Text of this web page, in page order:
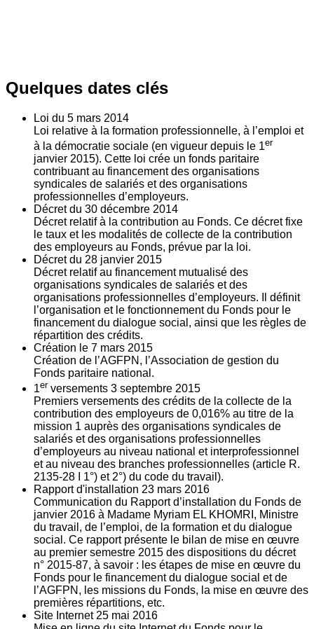
Quelques dates clés
Loi du 5 mars 2014
Loi relative à la formation professionnelle, à l’emploi et
à la démocratie sociale (en vigueur depuis le 1er
janvier 2015). Cette loi crée un fonds paritaire
contribuant au financement des organisations
syndicales de salariés et des organisations
professionnelles d’employeurs.
Décret du 30 décembre 2014
Décret relatif à la contribution au Fonds. Ce décret fixe
le taux et les modalités de collecte de la contribution
des employeurs au Fonds, prévue par la loi.
Décret du 28 janvier 2015
Décret relatif au financement mutualisé des
organisations syndicales de salariés et des
organisations professionnelles d’employeurs. Il définit
l’organisation et le fonctionnement du Fonds pour le
financement du dialogue social, ainsi que les règles de
répartition des crédits.
Création le 7 mars 2015
Création de l’AGFPN, l’Association de gestion du
Fonds paritaire national.
1er versements 3 septembre 2015
Premiers versements des crédits de la collecte de la
contribution des employeurs de 0,016% au titre de la
mission 1 auprès des organisations syndicales de
salariés et des organisations professionnelles
d’employeurs au niveau national et interprofessionnel
et au niveau des branches professionnelles (article R.
2135‐28 I 1°) et 2°) du code du travail).
Rapport d'installation 23 mars 2016
Communication du Rapport d’installation du Fonds de
janvier 2016 à Madame Myriam EL KHOMRI, Ministre
du travail, de l’emploi, de la formation et du dialogue
social. Ce rapport présente le bilan de mise en œuvre
au premier semestre 2015 des dispositions du décret
n° 2015-87, à savoir : les étapes de mise en œuvre du
Fonds pour le financement du dialogue social et de
l’AGFPN, les missions du Fonds, la mise en œuvre des
premières répartitions, etc.
Site Internet 25 mai 2016